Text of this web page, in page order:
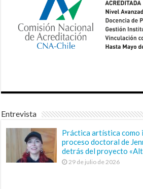
Entrevista
Práctica artística como
proceso doctoral de
detrás del proyecto
29 de julio de 2026